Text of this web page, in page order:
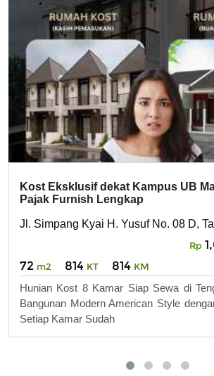
Kost Eksklusif dekat Kampus UB
Pajak Furnish Lengkap
Jl. Simpang Kyai H. Yusuf No. 08 D,
Rp
72 m2 814 KT 814 KM
Hunian Kost 8 Kamar Siap Sewa di
Bangunan Modern American Style
Setiap Kamar Sudah